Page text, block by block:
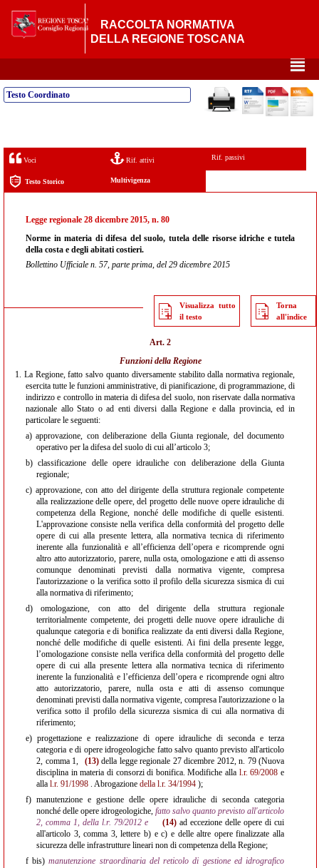
RACCOLTA NORMATIVA
DELLA REGIONE TOSCANA
²
Testo Coordinato
Voci Rif. attivi Rif. passivi
Testo Storico Multivigenza
Legge regionale 28 dicembre 2015, n. 80
Norme in materia di difesa del suolo, tutela delle risorse idriche e tutela
della costa e degli abitati costieri.
Bollettino Ufficiale n. 57, parte prima, del 29 dicembre 2015
Visualizza tutto
il testo
Torna
all'indice
Art. 2
Funzioni della Regione
1. La Regione, fatto salvo quanto diversamente stabilito dalla normativa regionale,
esercita tutte le funzioni amministrative, di pianificazione, di programmazione, di
indirizzo e controllo in materia di difesa del suolo, non riservate dalla normativa
nazionale allo Stato o ad enti diversi dalla Regione e dalla provincia, ed in
particolare le seguenti:
a) approvazione, con deliberazione della Giunta regionale, del documento
operativo per la difesa del suolo di cui all’articolo 3;
b) classificazione delle opere idrauliche con deliberazione della Giunta
regionale;
c) approvazione, con atto del dirigente della struttura regionale competente
alla realizzazione delle opere, del progetto delle nuove opere idrauliche di
competenza della Regione, nonché delle modifiche di quelle esistenti.
L'approvazione consiste nella verifica della conformità del progetto delle
opere di cui alla presente lettera, alla normativa tecnica di riferimento
inerente alla funzionalità e all’efficienza dell’opera e ricomprende ogni
altro atto autorizzatorio, parere, nulla osta, omologazione e atti di assenso
comunque denominati previsti dalla normativa vigente, compresa
l'autorizzazione o la verifica sotto il profilo della sicurezza sismica di cui
alla normativa di riferimento;
d) omologazione, con atto del dirigente della struttura regionale
territorialmente competente, dei progetti delle nuove opere idrauliche di
qualunque categoria e di bonifica realizzate da enti diversi dalla Regione,
nonché delle modifiche di quelle esistenti. Ai fini della presente legge,
l’omologazione consiste nella verifica della conformità del progetto delle
opere di cui alla presente lettera alla normativa tecnica di riferimento
inerente la funzionalità e l’efficienza dell’opera e ricomprende ogni altro
atto autorizzatorio, parere, nulla osta e atti di assenso comunque
denominati previsti dalla normativa vigente, compresa l'autorizzazione o la
verifica sotto il profilo della sicurezza sismica di cui alla normativa di
riferimento;
e) progettazione e realizzazione di opere idrauliche di seconda e terza
categoria e di opere idrogeologiche fatto salvo quanto previsto all'articolo
2, comma 1,
(13)della legge regionale 27 dicembre 2012, n. 79 (Nuova
disciplina in materia di consorzi di bonifica. Modifiche alla l.r. 69/2008 e
alla l.r. 91/1998 . Abrogazione della l.r. 34/1994 );
f) manutenzione e gestione delle opere idrauliche di seconda categoria
nonché delle opere idrogeologiche, fatto salvo quanto previsto all'articolo
2, comma 1, della l.r. 79/2012 e
(14)ad eccezione delle opere di cui
all'articolo 3, comma 3, lettere b) e c) e delle altre opere finalizzate alla
sicurezza delle infrastrutture lineari non di competenza della Regione;
f bis) manutenzione straordinaria del reticolo di gestione ed idrografico